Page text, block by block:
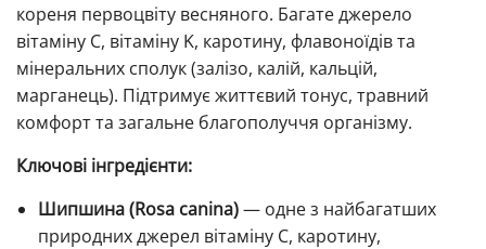
кореня первоцвіту весняного. Багате джерело
вітаміну C, вітаміну K, каротину, флавоноїдів та
мінеральних сполук (залізо, калій, кальцій,
марганець). Підтримує життєвий тонус, травний
комфорт та загальне благополуччя організму.
Ключові інгредієнти:
Шипшина (Rosa canina)— одне з найбагатших
природних джерел вітаміну C, каротину,